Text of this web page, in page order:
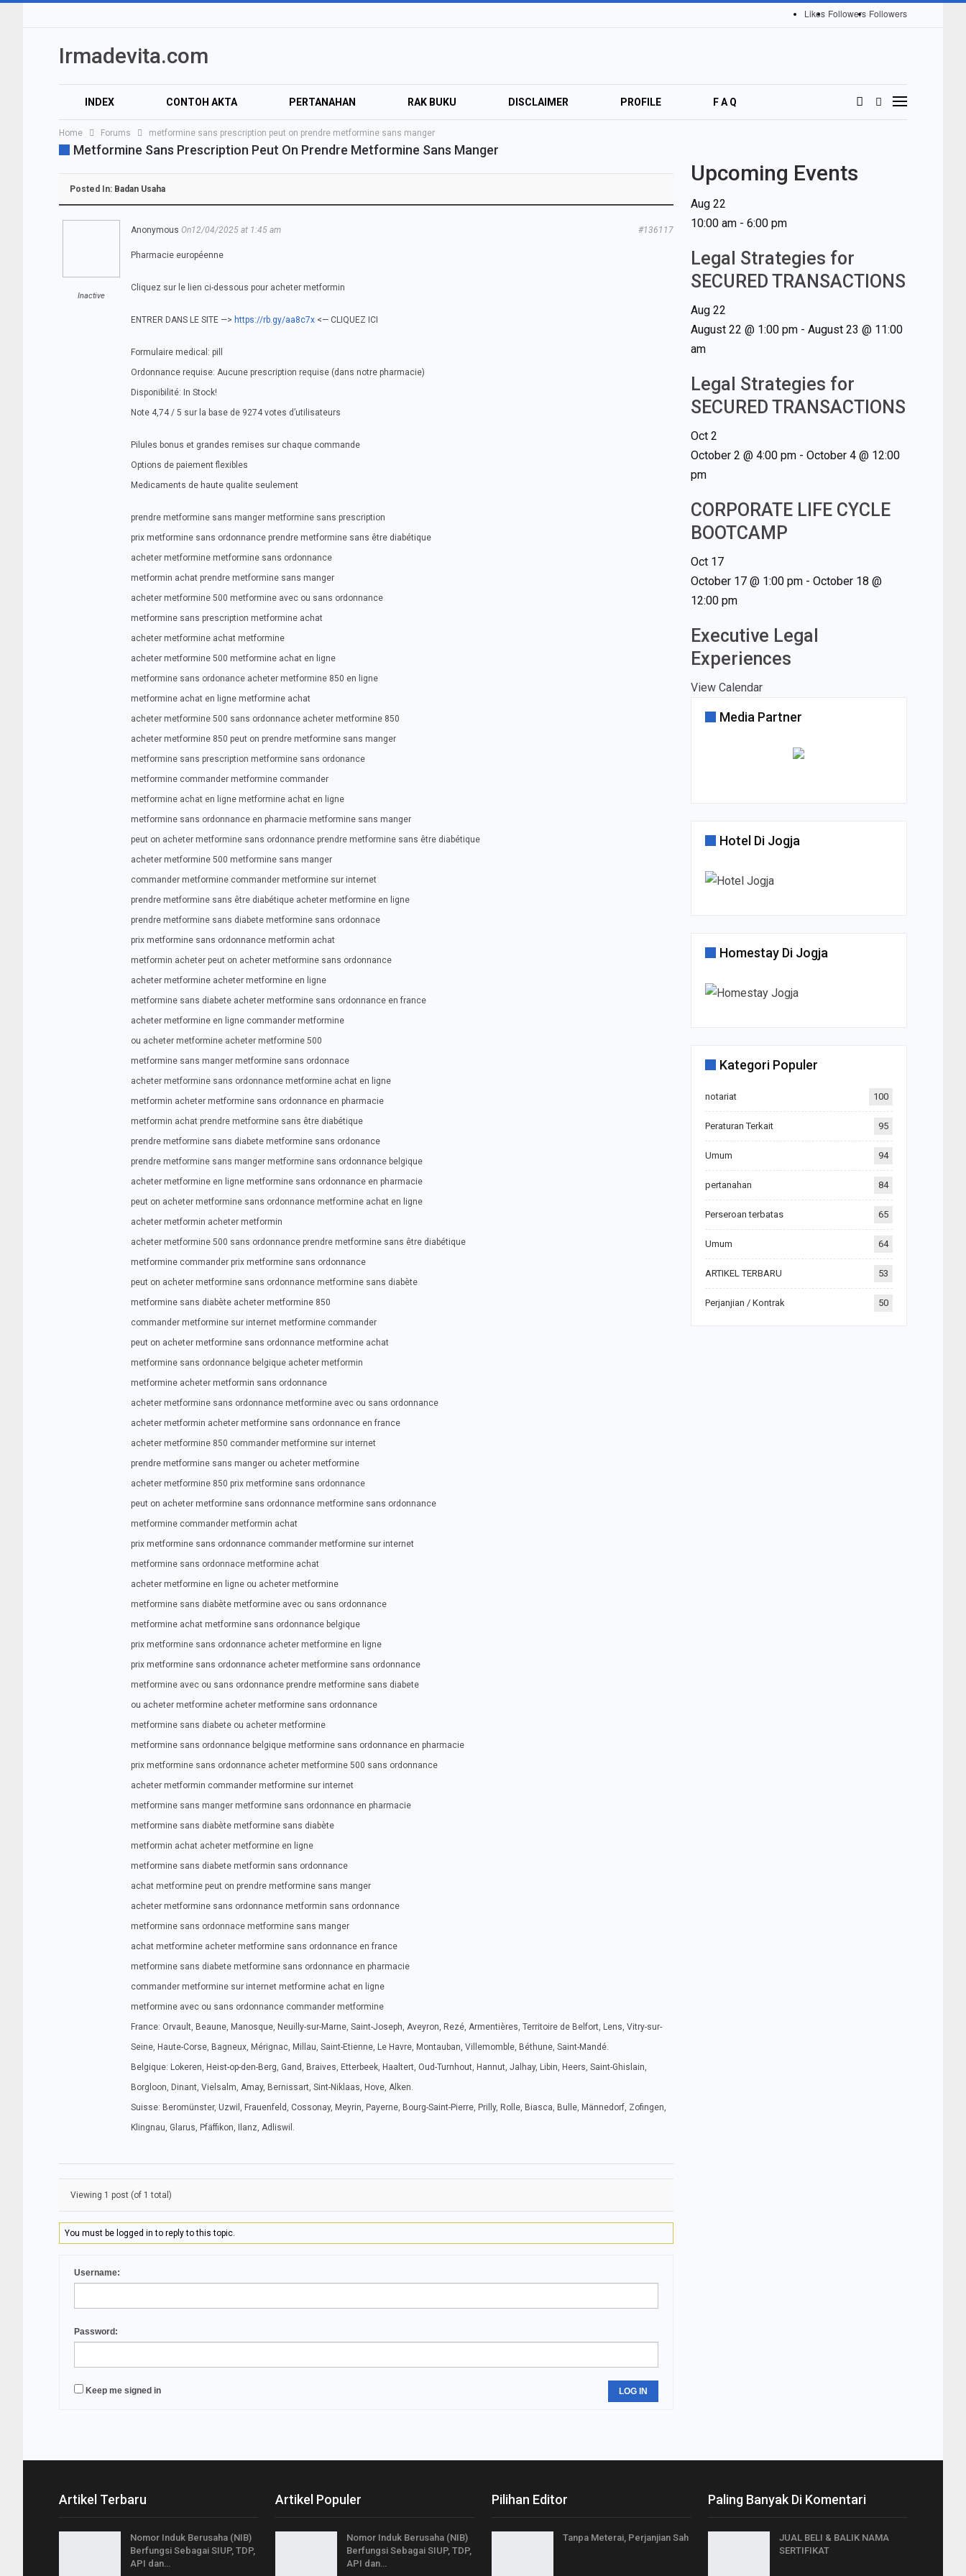
Likes Followers Followers
Irmadevita.com
INDEX CONTOH AKTA PERTANAHAN RAK BUKU DISCLAIMER PROFILE F A Q
AUDIO VIDEO
Home Forums metformine sans prescription peut on prendre metformine sans manger
Metformine Sans Prescription Peut On Prendre Metformine Sans Manger
Posted In: Badan Usaha
Inactive
Anonymous On12/04/2025 at 1:45 am #136117
Pharmacie européenne
Cliquez sur le lien ci-dessous pour acheter metformin
ENTRER DANS LE SITE —> https://rb.gy/aa8c7x <— CLIQUEZ ICI
Formulaire medical: pill
Ordonnance requise: Aucune prescription requise (dans notre pharmacie)
Disponibilité: In Stock!
Note 4,74 / 5 sur la base de 9274 votes d’utilisateurs
Pilules bonus et grandes remises sur chaque commande
Options de paiement flexibles
Medicaments de haute qualite seulement
prendre metformine sans manger metformine sans prescription
prix metformine sans ordonnance prendre metformine sans être diabétique
acheter metformine metformine sans ordonnance
metformin achat prendre metformine sans manger
acheter metformine 500 metformine avec ou sans ordonnance
metformine sans prescription metformine achat
acheter metformine achat metformine
acheter metformine 500 metformine achat en ligne
metformine sans ordonance acheter metformine 850 en ligne
metformine achat en ligne metformine achat
acheter metformine 500 sans ordonnance acheter metformine 850
acheter metformine 850 peut on prendre metformine sans manger
metformine sans prescription metformine sans ordonance
metformine commander metformine commander
metformine achat en ligne metformine achat en ligne
metformine sans ordonnance en pharmacie metformine sans manger
peut on acheter metformine sans ordonnance prendre metformine sans être diabétique
acheter metformine 500 metformine sans manger
commander metformine commander metformine sur internet
prendre metformine sans être diabétique acheter metformine en ligne
prendre metformine sans diabete metformine sans ordonnace
prix metformine sans ordonnance metformin achat
metformin acheter peut on acheter metformine sans ordonnance
acheter metformine acheter metformine en ligne
metformine sans diabete acheter metformine sans ordonnance en france
acheter metformine en ligne commander metformine
ou acheter metformine acheter metformine 500
metformine sans manger metformine sans ordonnace
acheter metformine sans ordonnance metformine achat en ligne
metformin acheter metformine sans ordonnance en pharmacie
metformin achat prendre metformine sans être diabétique
prendre metformine sans diabete metformine sans ordonance
prendre metformine sans manger metformine sans ordonnance belgique
acheter metformine en ligne metformine sans ordonnance en pharmacie
peut on acheter metformine sans ordonnance metformine achat en ligne
acheter metformin acheter metformin
acheter metformine 500 sans ordonnance prendre metformine sans être diabétique
metformine commander prix metformine sans ordonnance
peut on acheter metformine sans ordonnance metformine sans diabète
metformine sans diabète acheter metformine 850
commander metformine sur internet metformine commander
peut on acheter metformine sans ordonnance metformine achat
metformine sans ordonnance belgique acheter metformin
metformine acheter metformin sans ordonnance
acheter metformine sans ordonnance metformine avec ou sans ordonnance
acheter metformin acheter metformine sans ordonnance en france
acheter metformine 850 commander metformine sur internet
prendre metformine sans manger ou acheter metformine
acheter metformine 850 prix metformine sans ordonnance
peut on acheter metformine sans ordonnance metformine sans ordonnance
metformine commander metformin achat
prix metformine sans ordonnance commander metformine sur internet
metformine sans ordonnace metformine achat
acheter metformine en ligne ou acheter metformine
metformine sans diabète metformine avec ou sans ordonnance
metformine achat metformine sans ordonnance belgique
prix metformine sans ordonnance acheter metformine en ligne
prix metformine sans ordonnance acheter metformine sans ordonnance
metformine avec ou sans ordonnance prendre metformine sans diabete
ou acheter metformine acheter metformine sans ordonnance
metformine sans diabete ou acheter metformine
metformine sans ordonnance belgique metformine sans ordonnance en pharmacie
prix metformine sans ordonnance acheter metformine 500 sans ordonnance
acheter metformin commander metformine sur internet
metformine sans manger metformine sans ordonnance en pharmacie
metformine sans diabète metformine sans diabète
metformin achat acheter metformine en ligne
metformine sans diabete metformin sans ordonnance
achat metformine peut on prendre metformine sans manger
acheter metformine sans ordonnance metformin sans ordonnance
metformine sans ordonnace metformine sans manger
achat metformine acheter metformine sans ordonnance en france
metformine sans diabete metformine sans ordonnance en pharmacie
commander metformine sur internet metformine achat en ligne
metformine avec ou sans ordonnance commander metformine
France: Orvault, Beaune, Manosque, Neuilly-sur-Marne, Saint-Joseph, Aveyron, Rezé, Armentières, Territoire de Belfort, Lens, Vitry-sur-
Seine, Haute-Corse, Bagneux, Mérignac, Millau, Saint-Etienne, Le Havre, Montauban, Villemomble, Béthune, Saint-Mandé.
Belgique: Lokeren, Heist-op-den-Berg, Gand, Braives, Etterbeek, Haaltert, Oud-Turnhout, Hannut, Jalhay, Libin, Heers, Saint-Ghislain,
Borgloon, Dinant, Vielsalm, Amay, Bernissart, Sint-Niklaas, Hove, Alken.
Suisse: Beromünster, Uzwil, Frauenfeld, Cossonay, Meyrin, Payerne, Bourg-Saint-Pierre, Prilly, Rolle, Biasca, Bulle, Männedorf, Zofingen,
Klingnau, Glarus, Pfäffikon, Ilanz, Adliswil.
Viewing 1 post (of 1 total)
You must be logged in to reply to this topic.
Username:
Password:
Keep me signed in LOG IN
Upcoming Events
Aug 22
10:00 am- 6:00 pm
Legal Strategies for
SECURED TRANSACTIONS
Aug 22
August 22 @ 1:00 pm- August 23 @ 11:00
am
Legal Strategies for
SECURED TRANSACTIONS
Oct 2
October 2 @ 4:00 pm- October 4 @ 12:00
pm
CORPORATE LIFE CYCLE
BOOTCAMP
Oct 17
October 17 @ 1:00 pm- October 18 @
12:00 pm
Executive Legal
Experiences
View Calendar
Media Partner
Hotel Di Jogja
Homestay Di Jogja
Kategori Populer
notariat 100
Peraturan Terkait 95
Umum 94
pertanahan 84
Perseroan terbatas 65
Umum 64
ARTIKEL TERBARU 53
Perjanjian / Kontrak 50
Artikel Terbaru
Nomor Induk Berusaha (NIB)
Berfungsi Sebagai SIUP, TDP,
API dan…
Artikel Populer
Nomor Induk Berusaha (NIB)
Berfungsi Sebagai SIUP, TDP,
API dan…
Pilihan Editor
Tanpa Meterai, Perjanjian Sah
Paling Banyak Di Komentari
JUAL BELI & BALIK NAMA
SERTIFIKAT